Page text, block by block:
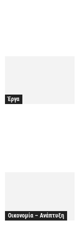
Έργα
Οικονομία – Ανάπτυξη